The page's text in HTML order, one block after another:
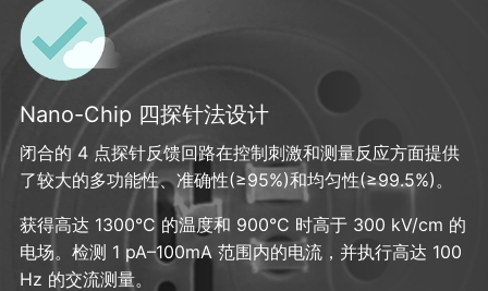
Nano-Chip 四探针法设计
闭合的 4 点探针反馈回路在控制刺激和测量反应方面提供
了较大的多功能性、准确性(≥95%)和均匀性(≥99.5%)。
获得高达 1300°C 的温度和 900°C 时高于 300 kV/cm 的
电场。检测 1 pA–100mA 范围内的电流，并执行高达 100
Hz 的交流测量。
独特 SiNx 窗口，兼容样品种类多
采用独特的SiNx窗口设计，可以很容易将样品薄片或纳米
线放置在细长的窗口中，或者选择SiNx窗口来支撑纳米颗
粒。
多样芯片配置，可轻松升级
可根据您的实验需求提供不同的配置。从专用偏压或加热
芯片以及同时偏压+加热中选择。支持后续的使用过程中进
行配置升级，实现实验的多样化设计